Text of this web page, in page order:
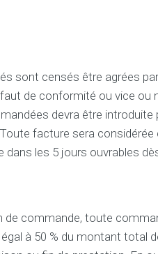
sont censés être agrées
de conformité ou vice ou
devra être introduite
facture sera
dans les 5 jours ouvrables
de commande, toute
à 50 % du montant total